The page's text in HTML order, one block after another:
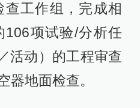
工作组，完成相
106项试验/分析任
活动）的工程审查
器地面检查。